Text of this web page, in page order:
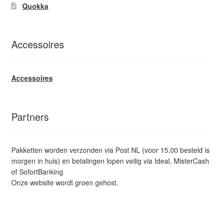
Quokka
Accessoires
Accessoires
Partners
Pakketten worden verzonden via Post NL (voor 15.00 besteld is
morgen in huis) en betalingen lopen veilig via Ideal, MisterCash
of SofortBanking
Onze website wordt groen gehost.